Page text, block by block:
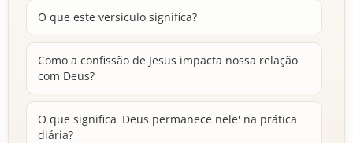
O que este versículo significa?
Como a confissão de Jesus impacta nossa relação
com Deus?
O que significa 'Deus permanece nele' na prática
diária?